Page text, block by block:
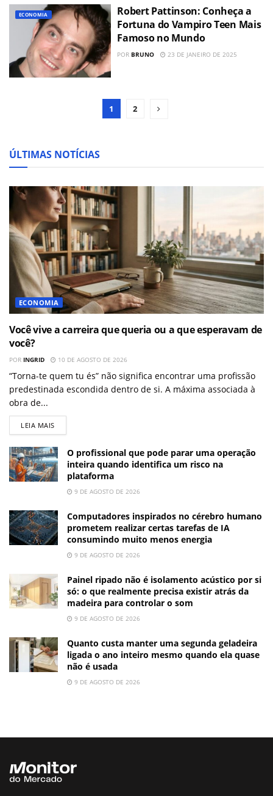
ECONOMIA
Robert Pattinson: Conheça a
Fortuna do Vampiro Teen Mais
Famoso no Mundo
POR BRUNO 23 DE JANEIRO DE 2025
1 2
ÚLTIMAS NOTÍCIAS
ECONOMIA
Você vive a carreira que queria ou a que esperavam de
você?
POR INGRID 10 DE AGOSTO DE 2026
“Torna-te quem tu és” não significa encontrar uma profissão
predestinada escondida dentro de si. A máxima associada à
obra de...
LEIA MAIS
O profissional que pode parar uma operação
inteira quando identifica um risco na
plataforma
9 DE AGOSTO DE 2026
Computadores inspirados no cérebro humano
prometem realizar certas tarefas de IA
consumindo muito menos energia
9 DE AGOSTO DE 2026
Painel ripado não é isolamento acústico por si
só: o que realmente precisa existir atrás da
madeira para controlar o som
9 DE AGOSTO DE 2026
Quanto custa manter uma segunda geladeira
ligada o ano inteiro mesmo quando ela quase
não é usada
9 DE AGOSTO DE 2026